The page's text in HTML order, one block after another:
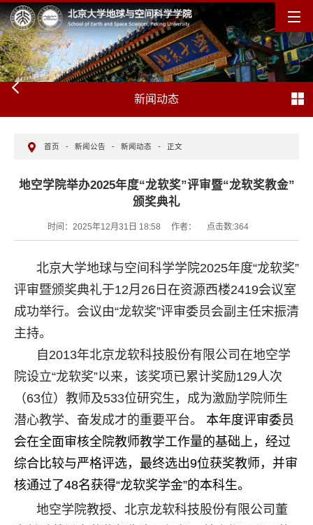
新闻动态
首页 - 新闻公告 - 新闻动态 - 正文
地空学院举办2025年度“龙软奖”评审暨“龙软奖教金”
颁奖典礼
时间：2025年12月31日 18:58 作者： 点击数:364
北京大学地球与空间科学学院2025年度“龙软奖”
评审暨颁奖典礼于12月26日在资源西楼2419会议室
成功举行。会议由“龙软奖”评审委员会副主任宋振清
主持。
自2013年北京龙软科技股份有限公司在地空学
院设立“龙软奖”以来，该奖项已累计奖励129人次
（63位）教师及533位研究生，成为激励学院师生
潜心教学、奋发成才的重要平台。 本年度评审委员
会在全面审核全院教师教学工作量的基础上，经过
综合比较与严格评选，最终选出9位获奖教师，并审
核通过了48名获得“龙软奖学金”的本科生。
地空学院教授、北京龙软科技股份有限公司董